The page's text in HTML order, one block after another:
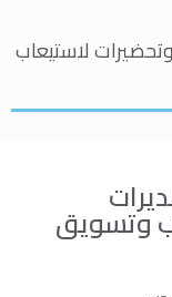
لاستيعاب
وتسويق